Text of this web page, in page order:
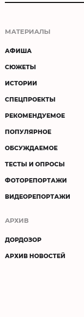
МАТЕРИАЛЫ
АФИША
СЮЖЕТЫ
ИСТОРИИ
СПЕЦПРОЕКТЫ
РЕКОМЕНДУЕМОЕ
ПОПУЛЯРНОЕ
ОБСУЖДАЕМОЕ
ТЕСТЫ И ОПРОСЫ
ФОТОРЕПОРТАЖИ
ВИДЕОРЕПОРТАЖИ
АРХИВ
ДОРДОЗОР
АРХИВ НОВОСТЕЙ